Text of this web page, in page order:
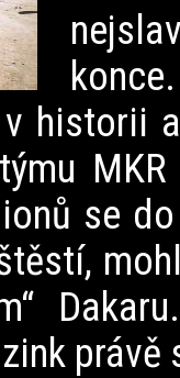
historii
se